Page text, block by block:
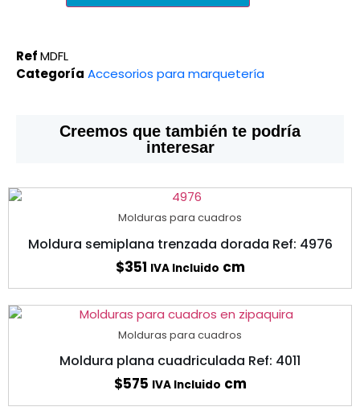
RefMDFL
Categoría Accesorios para marquetería
Creemos que también te podría
interesar
Molduras para cuadros
Moldura semiplana trenzada dorada Ref: 4976
$351 IVA Incluido cm
Molduras para cuadros
Moldura plana cuadriculada Ref: 4011
$575 IVA Incluido cm